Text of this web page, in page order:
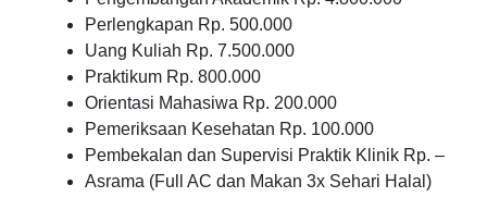
Perlengkapan Rp. 500.000
Uang Kuliah Rp. 7.500.000
Praktikum Rp. 800.000
Orientasi Mahasiwa Rp. 200.000
Pemeriksaan Kesehatan Rp. 100.000
Pembekalan dan Supervisi Praktik Klinik Rp. –
Asrama (Full AC dan Makan 3x Sehari Halal)